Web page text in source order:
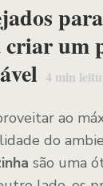
criar um
4 min
ao
do
são uma